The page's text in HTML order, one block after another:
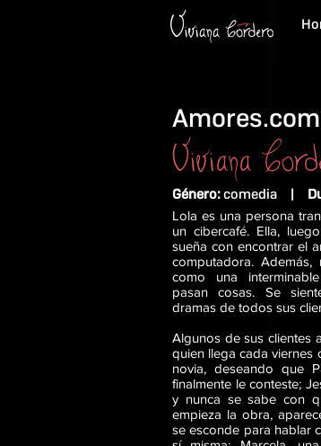
Amores.com
Viviana
​Género: comedia |
Lola es una persona
un cibercafé. Ella,
sueña con encontrar el
computadora.
como una
pasan cosas. Se
dramas de todos sus
Algunos de sus clientes
quien llega cada viernes
novia, deseando que
finalmente le conteste;
y nunca se sabe con
empieza la obra,
se esconde para hablar